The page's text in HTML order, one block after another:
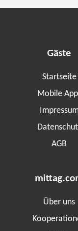
Gäste
Startseite
Mobile
AGB
Über uns